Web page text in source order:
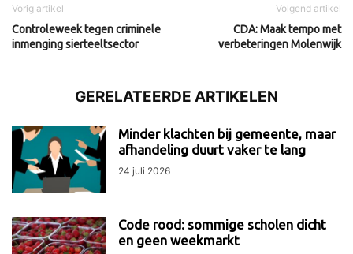
Vorig artikel
Controleweek tegen criminele
inmenging sierteeltsector
Volgend artikel
CDA: Maak tempo met
verbeteringen Molenwijk
GERELATEERDE ARTIKELEN
Minder klachten bij gemeente, maar
afhandeling duurt vaker te lang
24 juli 2026
Code rood: sommige scholen dicht
en geen weekmarkt